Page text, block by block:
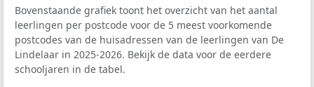
Bovenstaande grafiek toont het overzicht van het aantal
leerlingen per postcode voor de 5 meest voorkomende
postcodes van de huisadressen van de leerlingen van De
Lindelaar in 2025-2026. Bekijk de data voor de eerdere
schooljaren in de tabel.